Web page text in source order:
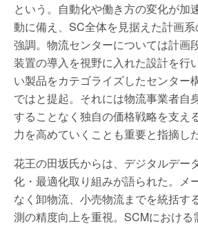
という。自動化や働き方の変化が加
動に備え、SC全体を見据えた計画
強調。物流センターについては計画
装置の導入を視野に入れた設計を行
い製品をカテゴライズしたセンター
ではと提起。それには物流事業者自
することなく独自の価格戦略を支え
力を高めていくことも重要と指摘した
花王の田坂氏からは、デジタルデー
化・最適化取り組みが語られた。メ
なく卸物流、小売物流までを統括す
測の精度向上を重視。SCMにおけ